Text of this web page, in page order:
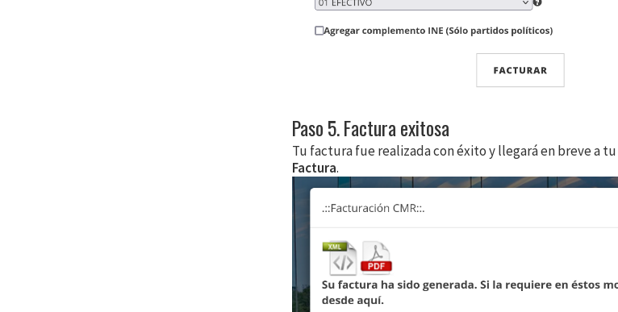
Paso 5. Factura exitosa
Tu factura fue realizada con éxito y llegará en breve a
Factura.